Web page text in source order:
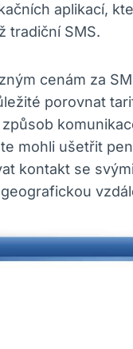
aplikací,
tradiční SMS.
cenám za
porovnat
mohli ušetřit
kontakt se